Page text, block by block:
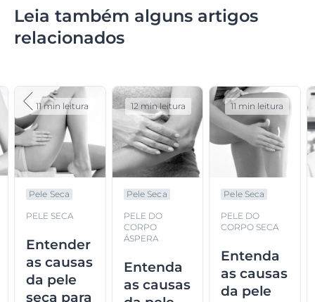
Leia também alguns artigos
relacionados
Pele Seca
PELE SECA
Entender
as causas
da pele
seca para
11 min leitura
Pele Seca
PELE DO
CORPO
ÁSPERA
Entenda
as causas
12 min leitura
Pele Seca
PELE DO
CORPO SECA
Entenda
as causas
da pele
11 min leitura